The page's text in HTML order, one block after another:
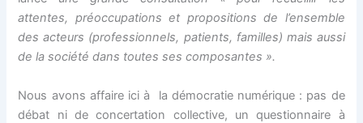
attentes, préoccupations et propositions de l’ensemble
des acteurs (professionnels, patients, familles) mais aussi
de la société dans toutes ses composantes ».
Nous avons affaire ici à la démocratie numérique : pas de
débat ni de concertation collective, un questionnaire à